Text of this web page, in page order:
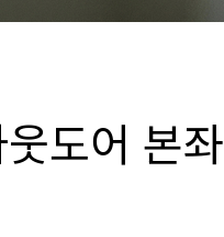
도어 본좌